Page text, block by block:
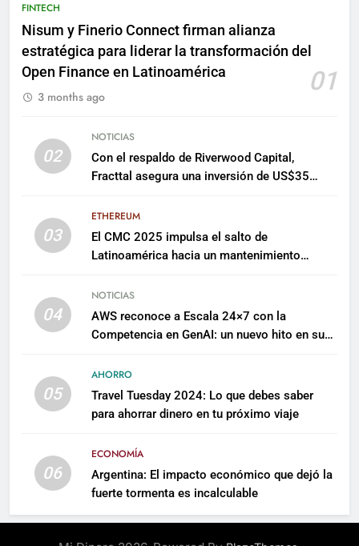
FINTECH
Nisum y Finerio Connect firman alianza
estratégica para liderar la transformación del
Open Finance en Latinoamérica
01
3 months ago
02
NOTICIAS
Con el respaldo de Riverwood Capital,
Fracttal asegura una inversión de US$35
03
ETHEREUM
El CMC 2025 impulsa el salto de
Latinoamérica hacia un mantenimiento
04
NOTICIAS
AWS reconoce a Escala 24×7 con la
Competencia en GenAI: un nuevo hito en su
05
AHORRO
Travel Tuesday 2024: Lo que debes saber
para ahorrar dinero en tu próximo viaje
06
ECONOMÍA
Argentina: El impacto económico que dejó la
fuerte tormenta es incalculable